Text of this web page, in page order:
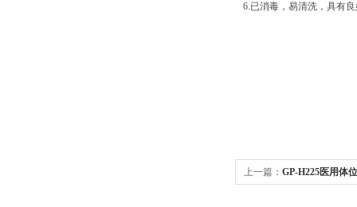
6.已消毒，易清洗，具有
上一篇： GP-H225医用体